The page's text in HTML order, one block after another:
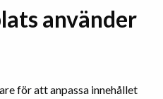
använder
för att anpassa innehållet